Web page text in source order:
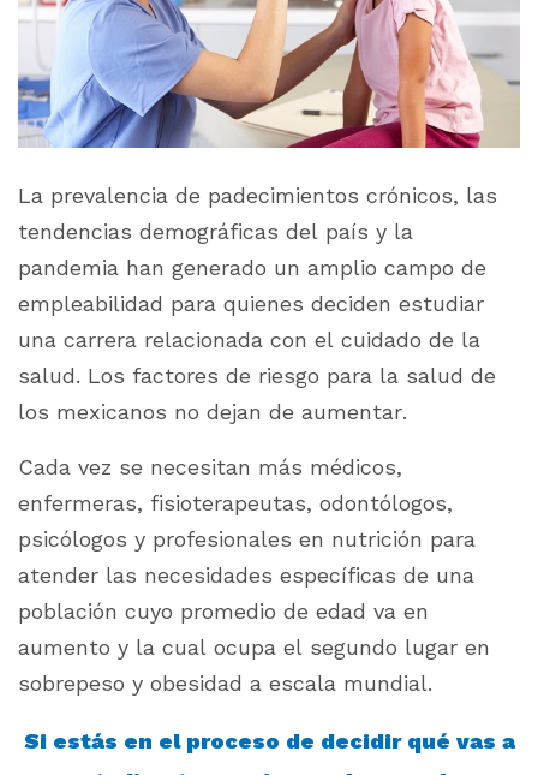
La prevalencia de padecimientos crónicos, las
tendencias demográficas del país y la
pandemia han generado un amplio campo de
empleabilidad para quienes deciden estudiar
una carrera relacionada con el cuidado de la
salud. Los factores de riesgo para la salud de
los mexicanos no dejan de aumentar.
Cada vez se necesitan más médicos,
enfermeras, fisioterapeutas, odontólogos,
psicólogos y profesionales en nutrición para
atender las necesidades específicas de una
población cuyo promedio de edad va en
aumento y la cual ocupa el segundo lugar en
sobrepeso y obesidad a escala mundial.
Si estás en el proceso de decidir qué vas a